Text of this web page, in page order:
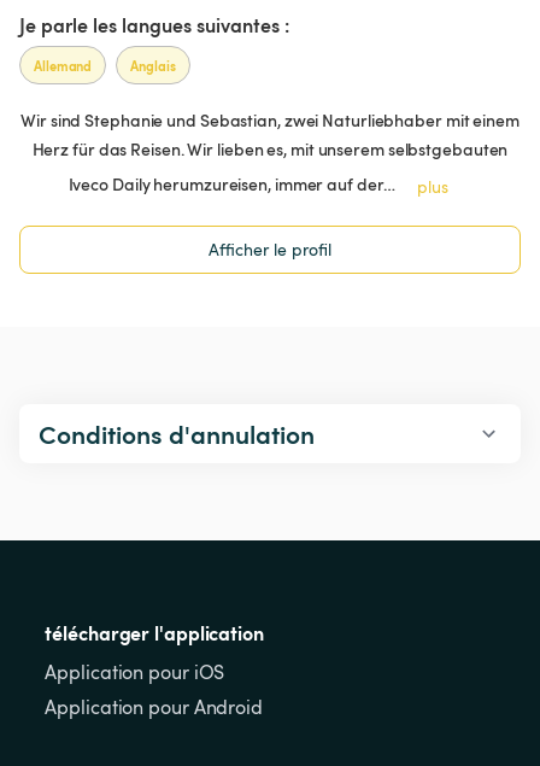
Je parle les langues suivantes :
Allemand Anglais
Wir sind Stephanie und Sebastian, zwei Naturliebhaber mit einem
Herz für das Reisen. Wir lieben es, mit unserem selbstgebauten
Iveco Daily herumzureisen, immer auf der…
plus
Afficher le profil
Conditions d'annulation
télécharger l'application
Application pour iOS
Application pour Android